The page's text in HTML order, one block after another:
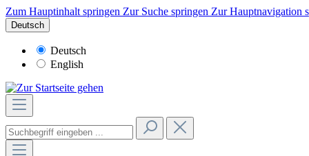
Zum Hauptinhalt springen Zur Suche springen Zur Hauptnavigation
Deutsch
Deutsch
English